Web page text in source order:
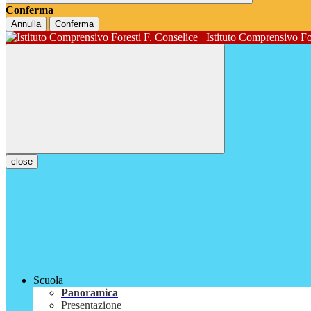
Conferma
Annulla Conferma
Istituto Comprensivo
close
Scuola
Panoramica
Presentazione